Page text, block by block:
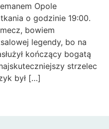
Opole
o godzinie 19:00.
bowiem
legendy, bo na
kończący bogatą
strzelec
był […]